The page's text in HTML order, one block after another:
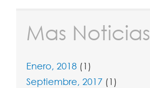
Mas Noticias
Enero, 2018 (1)
Septiembre, 2017 (1)